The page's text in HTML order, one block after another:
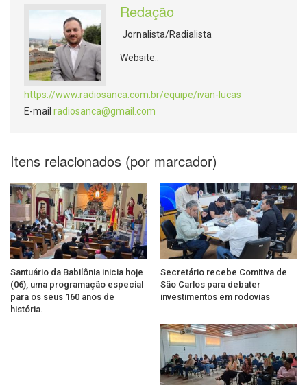
Redação
Jornalista/Radialista
Website.:
https://www.radiosanca.com.br/equipe/ivan-lucas
E-mail radiosanca@gmail.com
Itens relacionados (por marcador)
Santuário da Babilônia inicia hoje
(06), uma programação especial
para os seus 160 anos de
história.
Secretário recebe Comitiva de
São Carlos para debater
investimentos em rodovias